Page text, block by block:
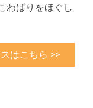
わばりをほぐし
はこちら >>